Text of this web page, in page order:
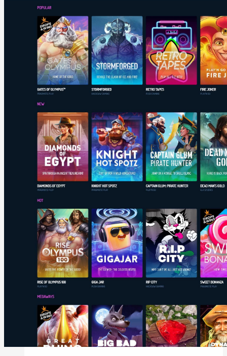
ROI Calculator
Sell
Construction
Construction and Development
Rentals
Vacation Rentals
Property Management